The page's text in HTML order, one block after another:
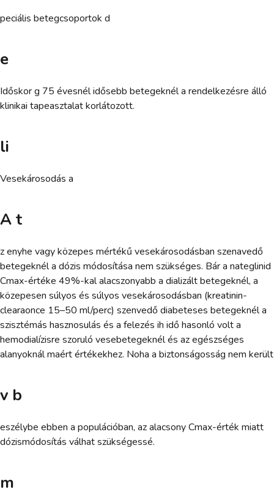
peciális betegcsoportok d
e
Időskor g 75 évesnél idősebb betegeknél a rendelkezésre álló
klinikai tapeasztalat korlátozott.
li
Vesekárosodás a
A t
z enyhe vagy közepes mértékű vesekárosodásban szenavedő
betegeknél a dózis módosítása nem szükséges. Bár a nateglinid
Cmax-értéke 49%-kal alacszonyabb a dializált betegeknél, a
közepesen súlyos és súlyos vesekárosodásban (kreatinin-
clearaonce 15–50 ml/perc) szenvedő diabeteses betegeknél a
szisztémás hasznosulás és a felezés ih idő hasonló volt a
hemodialízisre szoruló vesebetegeknél és az egészséges
alanyoknál maért értékekhez. Noha a biztonságosság nem került
v b
eszélybe ebben a populációban, az alacsony Cmax-érték miatt
dózismódosítás válhat szükségessé.
m